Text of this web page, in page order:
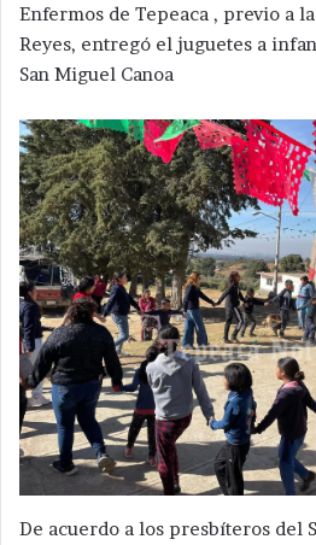
Enfermos de Tepeaca , previo a
Reyes, entregó el juguetes a
San Miguel Canoa
De acuerdo a los presbíteros del